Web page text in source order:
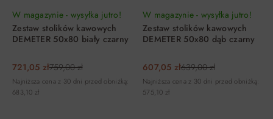
W magazynie - wysyłka jutro!
Zestaw stolików kawowych
DEMETER 50x80 biały czarny
721,05 zł759,00 zł
Najniższa cena z 30 dni przed obniżką:
683,10 zł
W magazynie - wysyłka jutro!
Zestaw stolików kawowych
DEMETER 50x80 dąb czarny
607,05 zł639,00 zł
Najniższa cena z 30 dni przed obniżką:
575,10 zł